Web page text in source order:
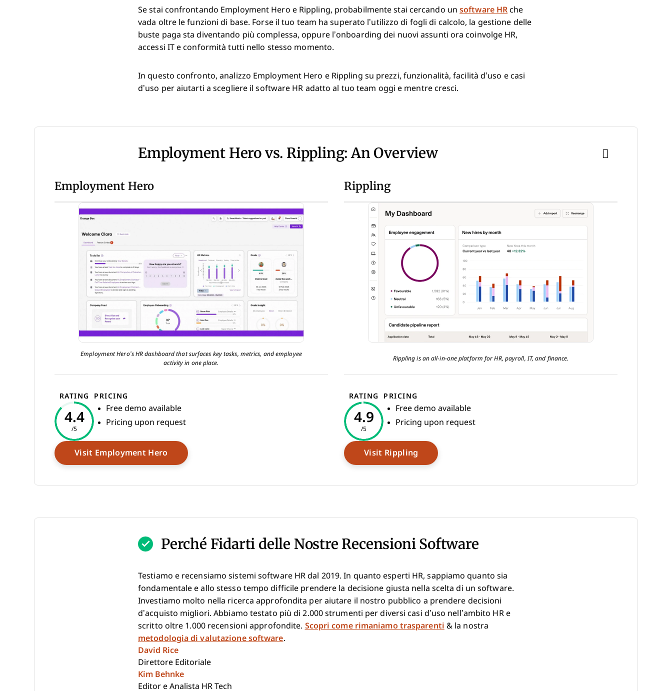
Se stai confrontando Employment Hero e Rippling, probabilmente stai cercando un software HR che
vada oltre le funzioni di base. Forse il tuo team ha superato l’utilizzo di fogli di calcolo, la gestione delle
buste paga sta diventando più complessa, oppure l’onboarding dei nuovi assunti ora coinvolge HR,
accessi IT e conformità tutti nello stesso momento.
In questo confronto, analizzo Employment Hero e Rippling su prezzi, funzionalità, facilità d’uso e casi
d’uso per aiutarti a scegliere il software HR adatto al tuo team oggi e mentre cresci.
Employment Hero vs. Rippling: An Overview
Employment Hero
Employment Hero’s HR dashboard that surfaces key tasks, metrics, and employee
activity in one place.
RATING
4.4
/5
PRICING
Free demo available
Pricing upon request
Visit Employment Hero Opens New Window
Rippling
Rippling is an all-in-one platform for HR, payroll, IT, and finance.
RATING
4.9
/5
PRICING
Free demo available
Pricing upon request
Visit Rippling Opens New Window
Perché Fidarti delle Nostre Recensioni Software
Testiamo e recensiamo sistemi software HR dal 2019. In quanto esperti HR, sappiamo quanto sia
fondamentale e allo stesso tempo difficile prendere la decisione giusta nella scelta di un software.
Investiamo molto nella ricerca approfondita per aiutare il nostro pubblico a prendere decisioni
d’acquisto migliori. Abbiamo testato più di 2.000 strumenti per diversi casi d’uso nell’ambito HR e
scritto oltre 1.000 recensioni approfondite. Scopri come rimaniamo trasparenti & la nostra
metodologia di valutazione software.
David Rice
Direttore Editoriale
Kim Behnke
Editor e Analista HR Tech